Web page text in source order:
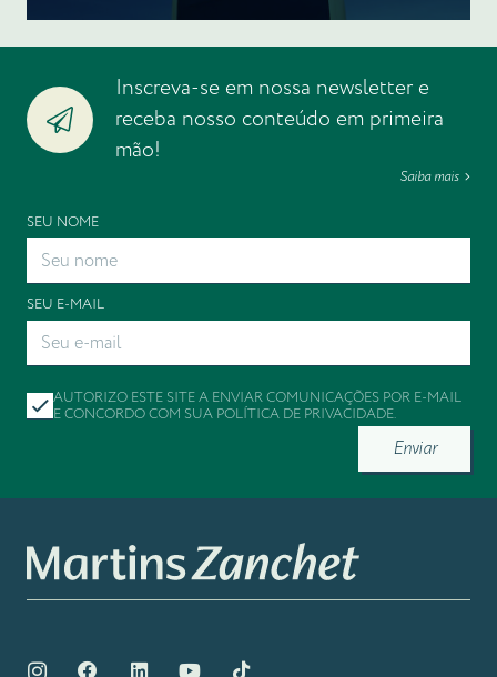
Inscreva-se em nossa newsletter e
receba nosso conteúdo em primeira
mão!
Saiba mais
SEU NOME
SEU E-MAIL
AUTORIZO ESTE SITE A ENVIAR COMUNICAÇÕES POR E-MAIL
E CONCORDO COM SUA POLÍTICA DE PRIVACIDADE.
Enviar